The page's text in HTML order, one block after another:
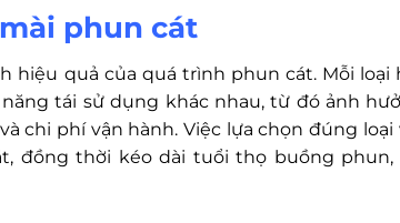
phun cát
hiệu quả của quá trình phun cát. Mỗi loại
tái sử dụng khác nhau, từ đó ảnh
chi phí vận hành. Việc lựa chọn đúng loại
đồng thời kéo dài tuổi thọ buồng phun,